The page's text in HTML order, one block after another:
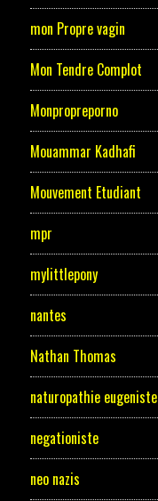
mon Propre vagin
Mon Tendre Complot
Monpropreporno
Mouammar Kadhafi
Mouvement Etudiant
mpr
mylittlepony
nantes
Nathan Thomas
naturopathie eugeniste
negationiste
neo nazis